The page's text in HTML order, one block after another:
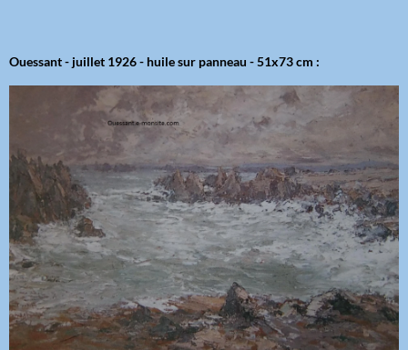
Ouessant - juillet 1926 - huile sur panneau - 51x73 cm :